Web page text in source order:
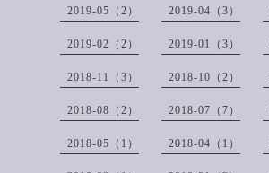
2019-05（2） 2019-04（3）
2019-02（2） 2019-01（3）
2018-11（3） 2018-10（2）
2018-08（2） 2018-07（7）
2018-05（1） 2018-04（1）